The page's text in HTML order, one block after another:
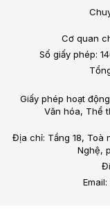
Cơ quan
Số giấy phép:
Giấy phép hoạt
Văn hóa, Thể
Địa chỉ: Tầng 18, Toà
Nghệ,